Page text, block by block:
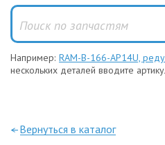
Например: RAM-B-166-AP14U,
нескольких деталей вводите
—Вернуться в каталог